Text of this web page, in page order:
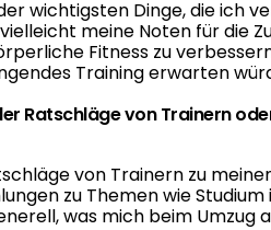
wichtigsten Dinge, die ich
meine Noten für die
Fitness zu
Training erwarten
Ratschläge von Trainern
von Trainern zu
zu Themen wie
was mich beim Umzug